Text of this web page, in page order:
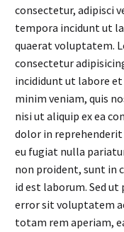
consectetur, adipisci
tempora incidunt ut
quaerat voluptatem.
consectetur
incididunt ut labore et
minim veniam, quis
nisi ut aliquip ex ea
dolor in
eu fugiat nulla
non proident, sunt in
id est laborum. Sed
error sit voluptatem
totam rem aperiam,